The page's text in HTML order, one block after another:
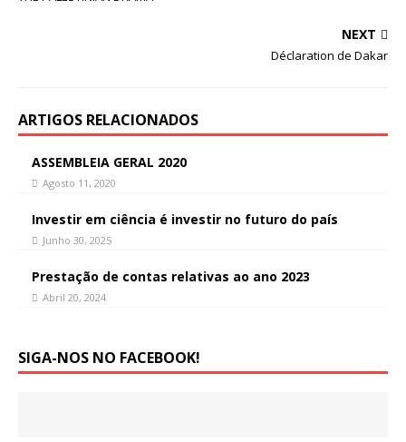
NEXT
Déclaration de Dakar
ARTIGOS RELACIONADOS
ASSEMBLEIA GERAL 2020
Agosto 11, 2020
Investir em ciência é investir no futuro do país
Junho 30, 2025
Prestação de contas relativas ao ano 2023
Abril 20, 2024
SIGA-NOS NO FACEBOOK!